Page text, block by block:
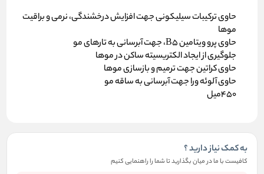
حاوی ترکیبات سیلیکونی جهت افزایش درخشندگی، نرمی و براقیت
موها
حاوی پرو ویتامین B5، جهت آبرسانی به تارهای مو
جلوگیری از ایجاد الکتریسیته ساکن در موها
حاوی کراتین جهت ترمیم و بازسازی موها
حاوی آلوئه ورا جهت آبرسانی به ساقه مو
450میل
به کمک نیاز دارید ؟
کافیست با ما در میان بگذارید تا شما را راهنمایی کنیم